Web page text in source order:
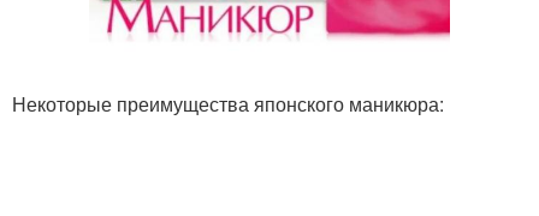
Некоторые преимущества японского маникюра: